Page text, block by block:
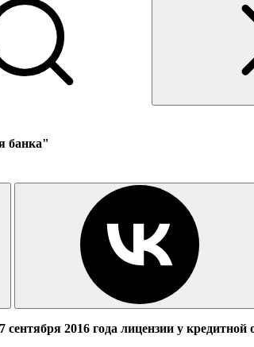
банка"
сентября 2016 года лицензии у